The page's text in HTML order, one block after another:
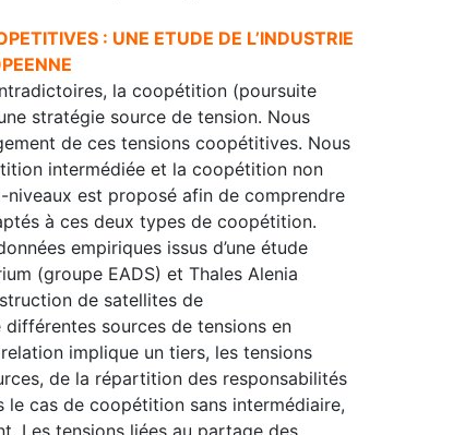
: UNE ETUDE DE L’INDUSTRIE
la coopétition (poursuite
stratégie source de tension. Nous
de ces tensions coopétitives. Nous
intermédiée et la coopétition non
niveaux est proposé afin de comprendre
à ces deux types de coopétition.
empiriques issus d’une étude
(groupe EADS) et Thales Alenia
de satellites de
sources de tensions en
implique un tiers, les tensions
de la répartition des responsabilités
cas de coopétition sans intermédiaire,
Les tensions liées au partage des